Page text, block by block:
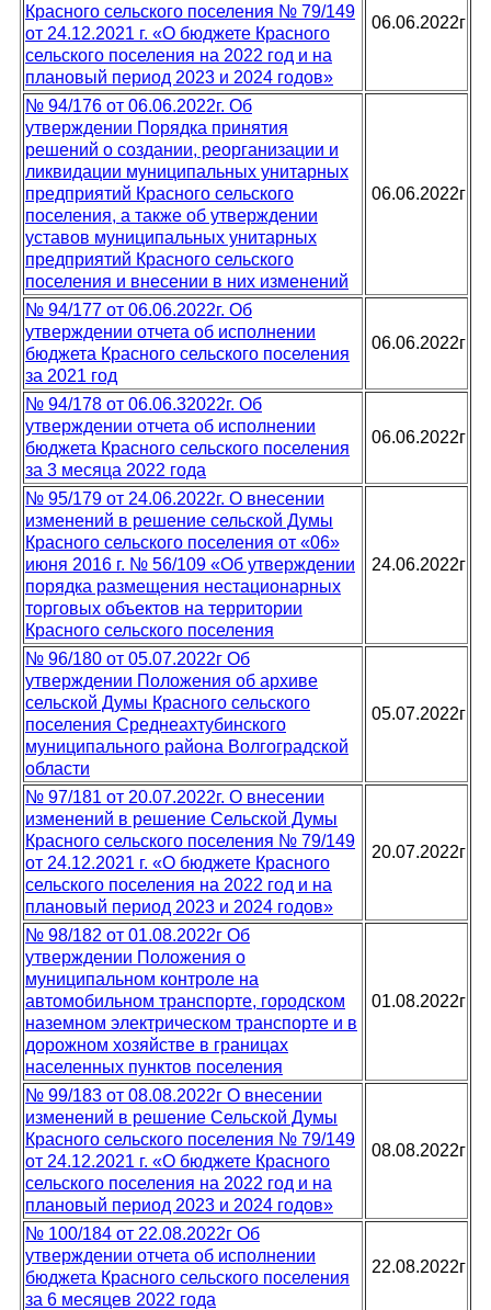
Красного сельского поселения № 79/149
от 24.12.2021 г. «О бюджете Красного
сельского поселения на 2022 год и на
плановый период 2023 и 2024 годов»
06.06.2022г
№ 94/176 от 06.06.2022г. Об
утверждении Порядка принятия
решений о создании, реорганизации и
ликвидации муниципальных унитарных
предприятий Красного сельского
поселения, а также об утверждении
уставов муниципальных унитарных
предприятий Красного сельского
поселения и внесении в них изменений
06.06.2022г
№ 94/177 от 06.06.2022г. Об
утверждении отчета об исполнении
бюджета Красного сельского поселения
за 2021 год
06.06.2022г
№ 94/178 от 06.06.32022г. Об
утверждении отчета об исполнении
бюджета Красного сельского поселения
за 3 месяца 2022 года
06.06.2022г
№ 95/179 от 24.06.2022г. О внесении
изменений в решение сельской Думы
Красного сельского поселения от «06»
июня 2016 г. № 56/109 «Об утверждении
порядка размещения нестационарных
торговых объектов на территории
Красного сельского поселения
24.06.2022г
№ 96/180 от 05.07.2022г Об
утверждении Положения об архиве
сельской Думы Красного сельского
поселения Среднеахтубинского
муниципального района Волгоградской
области
05.07.2022г
№ 97/181 от 20.07.2022г. О внесении
изменений в решение Сельской Думы
Красного сельского поселения № 79/149
от 24.12.2021 г. «О бюджете Красного
сельского поселения на 2022 год и на
плановый период 2023 и 2024 годов»
20.07.2022г
№ 98/182 от 01.08.2022г Об
утверждении Положения о
муниципальном контроле на
автомобильном транспорте, городском
наземном электрическом транспорте и в
дорожном хозяйстве в границах
населенных пунктов поселения
01.08.2022г
№ 99/183 от 08.08.2022г О внесении
изменений в решение Сельской Думы
Красного сельского поселения № 79/149
от 24.12.2021 г. «О бюджете Красного
сельского поселения на 2022 год и на
плановый период 2023 и 2024 годов»
08.08.2022г
№ 100/184 от 22.08.2022г Об
утверждении отчета об исполнении
бюджета Красного сельского поселения
за 6 месяцев 2022 года
22.08.2022г